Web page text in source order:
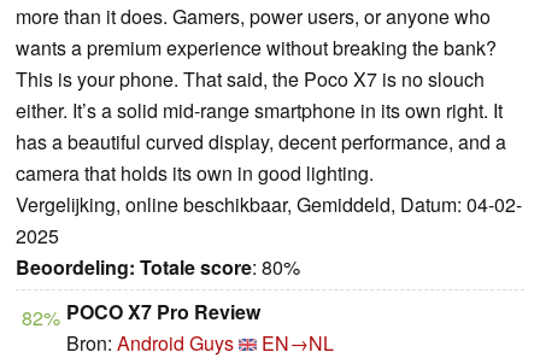
more than it does. Gamers, power users, or anyone who
wants a premium experience without breaking the bank?
This is your phone. That said, the Poco X7 is no slouch
either. It’s a solid mid-range smartphone in its own right. It
has a beautiful curved display, decent performance, and a
camera that holds its own in good lighting.
Vergelijking, online beschikbaar, Gemiddeld, Datum: 04-02-
2025
Beoordeling: Totale score: 80%
82% POCO X7 Pro Review
Bron: Android Guys
EN→NL